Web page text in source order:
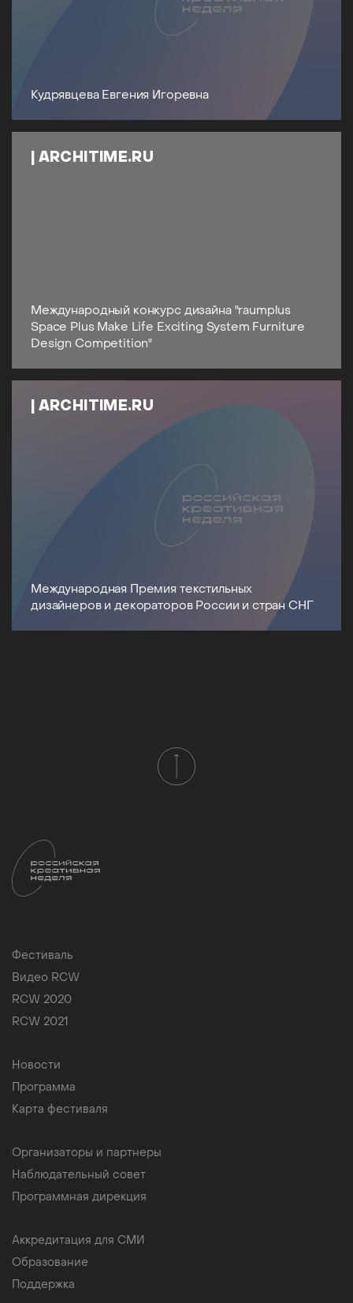
Кудрявцева Евгения Игоревна
| ARCHITIME.RU
Международный конкурс дизайна "raumplus
Space Plus Make Life Exciting System Furniture
Design Competition"
| ARCHITIME.RU
Международная Премия текстильных
дизайнеров и декораторов России и стран СНГ
Фестиваль
Видео RCW
RCW 2020
RCW 2021
Новости
Программа
Карта фестиваля
Организаторы и партнеры
Наблюдательный совет
Программная дирекция
Аккредитация для СМИ
Образование
Поддержка